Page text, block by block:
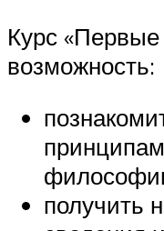
Курс
возможность:
получить